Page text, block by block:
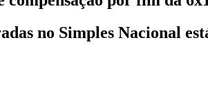
no Simples Nacional